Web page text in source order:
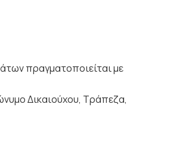
πραγματοποιείται με
Δικαιούχου, Τράπεζα,